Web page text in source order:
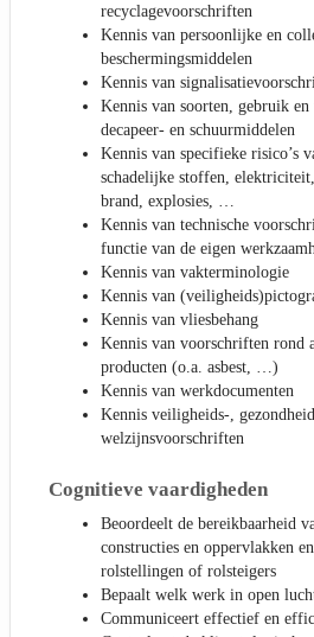
recyclagevoorschriften
Kennis van persoonlijke en
beschermingsmiddelen
Kennis van
Kennis van soorten, gebruik en
decapeer- en schuurmiddelen
Kennis van specifieke risico’s
schadelijke stoffen,
brand, explosies, …
Kennis van technische
functie van de eigen
Kennis van vakterminologie
Kennis van
Kennis van vliesbehang
Kennis van voorschriften rond
producten (o.a. asbest, …)
Kennis van werkdocumenten
Kennis veiligheids-,
welzijnsvoorschriften
Cognitieve vaardigheden
Beoordeelt de bereikbaarheid
constructies en oppervlakken
rolstellingen of rolsteigers
Bepaalt welk werk in open
Communiceert effectief en